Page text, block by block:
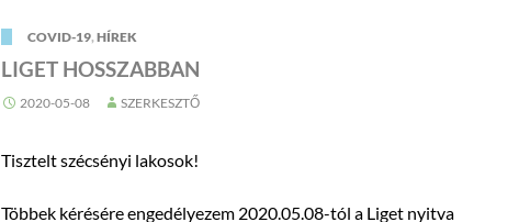
COVID-19,HÍREK
LIGET HOSSZABBAN
2020-05-08 SZERKESZTŐ
Tisztelt szécsényi lakosok!
Többek kérésére engedélyezem 2020.05.08-tól a Liget nyitva